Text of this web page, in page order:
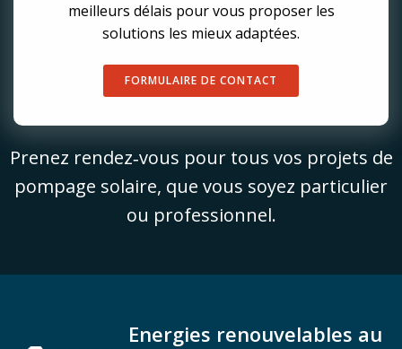
meilleurs délais pour vous proposer les
solutions les mieux adaptées.
FORMULAIRE DE CONTACT
Prenez rendez‑vous pour tous vos projets de
pompage solaire, que vous soyez particulier
ou professionnel.
Energies renouvelables au